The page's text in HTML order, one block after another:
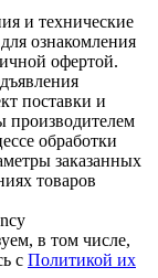
и технические
ознакомления
офертой.
поставки и
производителем
обработки
заказанных
товаров
в том числе,
с Политикой их